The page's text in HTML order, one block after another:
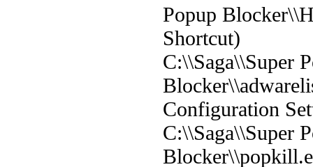
Popup
Shortcut)
C:\\Saga\\Super
Configuration
C:\\Saga\\Super